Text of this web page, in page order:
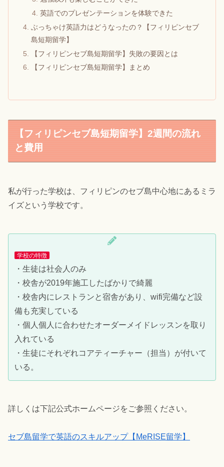
英語でのプレゼンテーションを体験できた
ぶっちゃけ英語力はどうなったの？【フィリピンセブ
島短期留学】
【フィリピンセブ島短期留学】失敗の要因とは
【フィリピンセブ島短期留学】まとめ
【フィリピンセブ島短期留学】2週間の流れ
と費用
私が行った学校は、フィリピンのセブ島中心地にあるミラ
イズという学校です。
学校の特徴
・生徒は社会人のみ
・校舎が2019年施工したばかりで綺麗
・校舎内にレストランと宿舎があり、wifi完備など設
備も充実している
・個人個人に合わせたオーダーメイドレッスンを取り
入れている
・生徒にそれぞれコアティーチャー（担当）が付いて
いる。
詳しくは下記公式ホームページをご参照ください。
セブ島留学で英語のスキルアップ【MeRISE留学】